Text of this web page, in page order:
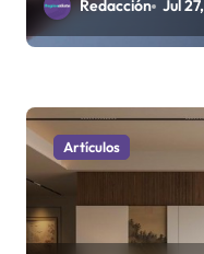
a
s
Redacción Jul
Artículos